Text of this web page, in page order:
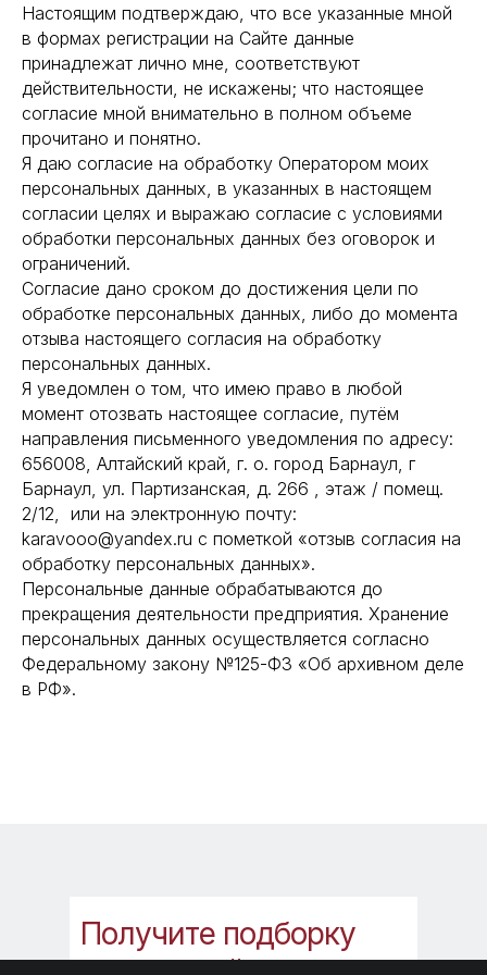
Настоящим подтверждаю, что все указанные мной
в формах регистрации на Сайте данные
принадлежат лично мне, соответствуют
действительности, не искажены; что настоящее
согласие мной внимательно в полном объеме
прочитано и понятно.
Я даю согласие на обработку Оператором моих
персональных данных, в указанных в настоящем
согласии целях и выражаю согласие с условиями
обработки персональных данных без оговорок и
ограничений.
Согласие дано сроком до достижения цели по
обработке персональных данных, либо до момента
отзыва настоящего согласия на обработку
персональных данных.
Я уведомлен о том, что имею право в любой
момент отозвать настоящее согласие, путём
направления письменного уведомления по адресу:
656008, Алтайский край, г. о. город Барнаул, г
Барнаул, ул. Партизанская, д. 266 , этаж / помещ.
2/12, или на электронную почту:
karavooo@yandex.ru с пометкой «отзыв согласия на
обработку персональных данных».
Персональные данные обрабатываются до
прекращения деятельности предприятия. Хранение
персональных данных осуществляется согласно
Федеральному закону №125-ФЗ «Об архивном деле
в РФ».
Получите подборку
8 (800) 250-18-31
+7 (495) 431-18-20
info@trader-
china.ru
Консалтинг
Кейсы
Автодоставка
ДОСТАВКА ИЗ КИТАЯ
Контакты